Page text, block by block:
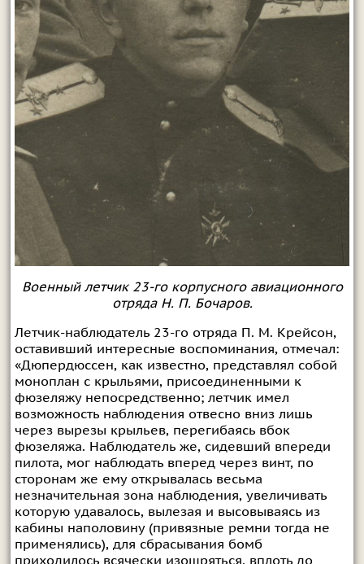
Военный летчик 23-го корпусного авиационного
отряда Н. П. Бочаров.
Летчик-наблюдатель 23-го отряда П. М. Крейсон,
оставивший интересные воспоминания, отмечал:
«Дюпердюссен, как известно, представлял собой
моноплан с крыльями, присоединенными к
фюзеляжу непосредственно; летчик имел
возможность наблюдения отвесно вниз лишь
через вырезы крыльев, перегибаясь вбок
фюзеляжа. Наблюдатель же, сидевший впереди
пилота, мог наблюдать вперед через винт, по
сторонам же ему открывалась весьма
незначительная зона наблюдения, увеличивать
которую удавалось, вылезая и высовываясь из
кабины наполовину (привязные ремни тогда не
применялись), для сбрасывания бомб
приходилось всячески изощряться, вплоть до